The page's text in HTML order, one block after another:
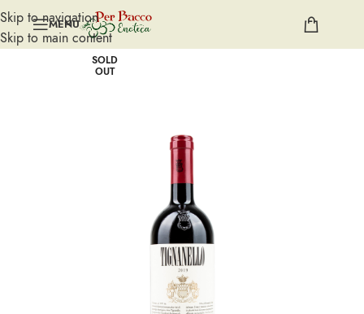
Skip to navigation
Skip to main content
MENU
SOLD
OUT